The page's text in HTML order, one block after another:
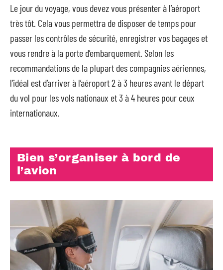
Le jour du voyage, vous devez vous présenter à l’aéroport
très tôt. Cela vous permettra de disposer de temps pour
passer les contrôles de sécurité, enregistrer vos bagages et
vous rendre à la porte d’embarquement. Selon les
recommandations de la plupart des compagnies aériennes,
l’idéal est d’arriver à l’aéroport 2 à 3 heures avant le départ
du vol pour les vols nationaux et 3 à 4 heures pour ceux
internationaux.
Bien s’organiser à bord de
l’avion